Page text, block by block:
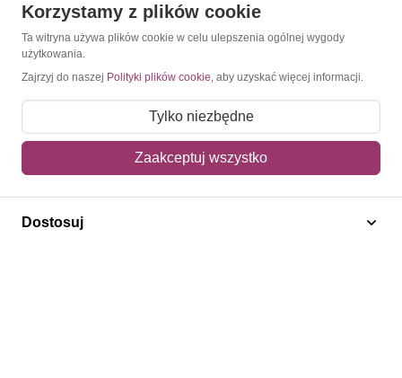
O Znaczkopol.pl
O nas
Regulamin
Polityka prywatności
Korzystamy z plików cookie
Ta witryna używa plików cookie w celu ulepszenia ogólnej wygody
użytkowania.
Zajrzyj do naszej Polityki plików cookie, aby uzyskać więcej informacji.
Tylko niezbędne
Zaakceptuj wszystko
Dostosuj